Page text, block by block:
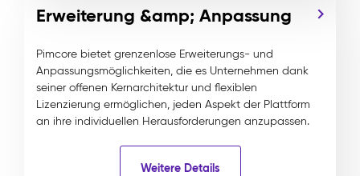
Erweiterung &amp; Anpassung
Pimcore bietet grenzenlose Erweiterungs- und
Anpassungsmöglichkeiten, die es Unternehmen dank
seiner offenen Kernarchitektur und flexiblen
Lizenzierung ermöglichen, jeden Aspekt der Plattform
an ihre individuellen Herausforderungen anzupassen.
Weitere Details